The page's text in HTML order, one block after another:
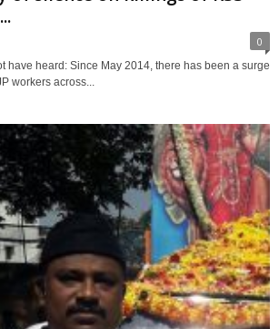
0
have heard: Since May 2014, there has been a surge
workers across...